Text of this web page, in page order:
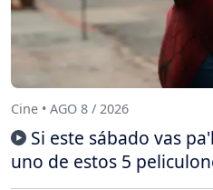
Cine • AGO 8 / 2026
Si este sábado vas
uno de estos 5